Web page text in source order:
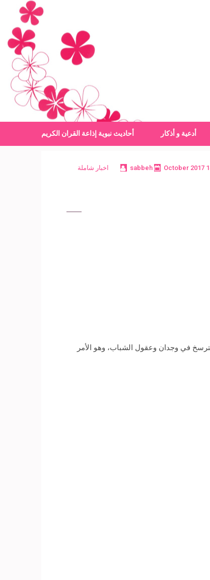
أدعية و أذكار أحاديث نبوية إذاعة القران الكريم
14
sabbeh اخبار شاملة
في وجدان وعقول الشباب، وهو الأمر